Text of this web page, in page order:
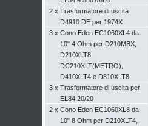
2 x Trasformatore di uscita
D4910 DE per 1974X
3 x Cono Eden EC1060XL4 da
10" 4 Ohm per D210MBX,
D210XLT8,
DC210XLT(METRO),
D410XLT4 e D810XLT8
3 x Trasformatore di uscita per
EL84 20/20
2 x Cono Eden EC1060XL8 da
10" 8 Ohm per D210XLT4,